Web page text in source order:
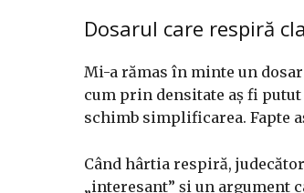
Dosarul care respiră
Mi-a rămas în minte un
cum prin densitate aș fi
schimb simplificarea. Fapte
Când hârtia respiră,
„interesant” și un argument